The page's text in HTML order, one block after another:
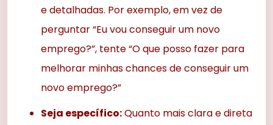
e detalhadas. Por exemplo, em vez de
perguntar “Eu vou conseguir um novo
emprego?”, tente “O que posso fazer para
melhorar minhas chances de conseguir um
novo emprego?”
Seja específico:Quanto mais clara e direta